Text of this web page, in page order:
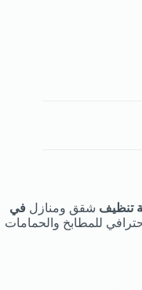
تنظيف شقق ومنازل في
للمطابخ والحمامات